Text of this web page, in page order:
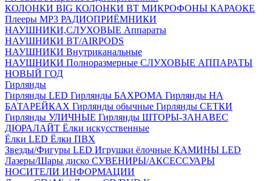
КОЛОНКИ BIG КОЛОНКИ BT МИКРОФОНЫ КАРАОКЕ
Плееры MP3 РАДИОПРИЁМНИКИ
НАУШНИКИ,СЛУХОВЫЕ Аппараты
НАУШНИКИ BT/AIRPODS
НАУШНИКИ Внутриканальные
НАУШНИКИ Полноразмерные СЛУХОВЫЕ АППАРАТЫ
НОВЫЙ ГОД
Гирлянды
Гирлянды LED Гирлянды БАХРОМА Гирлянды НА
БАТАРЕЙКАХ Гирлянды обычные Гирлянды СЕТКИ
Гирлянды УЛИЧНЫЕ Гирлянды ШТОРЫ-ЗАНАВЕС
ДЮРАЛАЙТ Ёлки искусственные
Ёлки LED Ёлки ПВХ
Звезды/Фигуры LED Игрушки ёлочные КАМИНЫ LED
Лазеры/Шары диско СУВЕНИРЫ/АКСЕССУАРЫ
НОСИТЕЛИ ИНФОРМАЦИИ